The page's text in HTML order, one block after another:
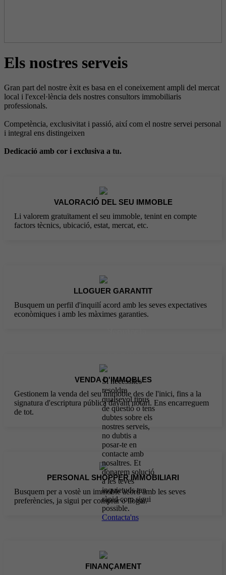
al teu
servei
Els nostres serveis
Gran part del nostre èxit es basa en el coneixement ampli del mercat
local i l'excel·lència dels nostres consultors immobiliaris
professionals.
Competència, exclusivitat i passió, així com el nostre servei personal
i integral ens distingeixen
Dedicació amb cor i exclusiva a tu.
VALORACIÓ DEL SEU IMMOBLE
Li valorem gratuïtament el seu immoble, tenint en compte
factors tècnics, ubicació, estat, mercat, etc.
LLOGUER GARANTIT
Busquem un perfil d'inquilí acord amb les seves expectatives
econòmiques i amb les màximes garanties.
VENDA D'IMMOBLES
Gestionem la venda del seu immoble des de l'inici, fins a la
signatura d'escriptura pública davant notari. Ens encarreguem
de tot.
PERSONAL SHOPPER IMMOBILIARI
Busquem per a vostè un immoble acord amb les seves
preferències, ja sigui per comprar o llogar.
FINANÇAMENT
t'ajudarem
Si necessites
resoldre
qualsevol tipus
de qüestió o tens
dubtes sobre els
nostres serveis,
no dubtis a
posar-te en
contacte amb
nosaltres. Et
donarem solució
a les teves
inquietuds tan
ràpid com sigui
possible.
Contacta'ns